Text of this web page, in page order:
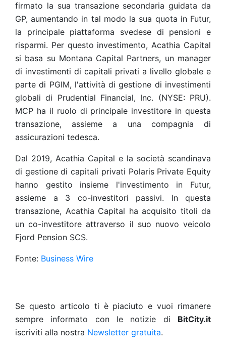
firmato la sua transazione secondaria guidata da
GP, aumentando in tal modo la sua quota in Futur,
la principale piattaforma svedese di pensioni e
risparmi. Per questo investimento, Acathia Capital
si basa su Montana Capital Partners, un manager
di investimenti di capitali privati a livello globale e
parte di PGIM, l'attività di gestione di investimenti
globali di Prudential Financial, Inc. (NYSE: PRU).
MCP ha il ruolo di principale investitore in questa
transazione, assieme a una compagnia di
assicurazioni tedesca.
Dal 2019, Acathia Capital e la società scandinava
di gestione di capitali privati Polaris Private Equity
hanno gestito insieme l'investimento in Futur,
assieme a 3 co-investitori passivi. In questa
transazione, Acathia Capital ha acquisito titoli da
un co-investitore attraverso il suo nuovo veicolo
Fjord Pension SCS.
Fonte: Business Wire
Se questo articolo ti è piaciuto e vuoi rimanere
sempre informato con le notizie di BitCity.it
iscriviti alla nostra Newsletter gratuita.